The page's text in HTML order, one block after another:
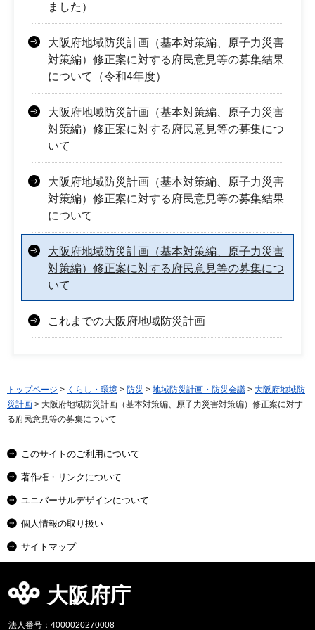
ました）
大阪府地域防災計画（基本対策編、原子力災害
対策編）修正案に対する府民意見等の募集結果
について（令和4年度）
大阪府地域防災計画（基本対策編、原子力災害
対策編）修正案に対する府民意見等の募集につ
いて
大阪府地域防災計画（基本対策編、原子力災害
対策編）修正案に対する府民意見等の募集結果
について
大阪府地域防災計画（基本対策編、原子力災害
対策編）修正案に対する府民意見等の募集につ
いて
これまでの大阪府地域防災計画
トップページ > くらし・環境 > 防災 > 地域防災計画・防災会議 > 大阪府地域防
災計画 > 大阪府地域防災計画（基本対策編、原子力災害対策編）修正案に対す
る府民意見等の募集について
このサイトのご利用について
著作権・リンクについて
ユニバーサルデザインについて
個人情報の取り扱い
サイトマップ
大阪府庁
法人番号：4000020270008